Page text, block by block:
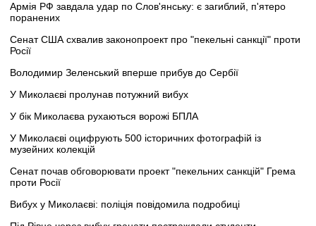
Армія РФ завдала удар по Слов'янську: є загиблий, п'ятеро
поранених
Сенат США схвалив законопроект про "пекельні санкції" проти
Росії
Володимир Зеленський вперше прибув до Сербії
У Миколаєві пролунав потужний вибух
У бік Миколаєва рухаються ворожі БПЛА
У Миколаєві оцифрують 500 історичних фотографій із
музейних колекцій
Сенат почав обговорювати проект "пекельних санкцій" Грема
проти Росії
Вибух у Миколаєві: поліція повідомила подробиці